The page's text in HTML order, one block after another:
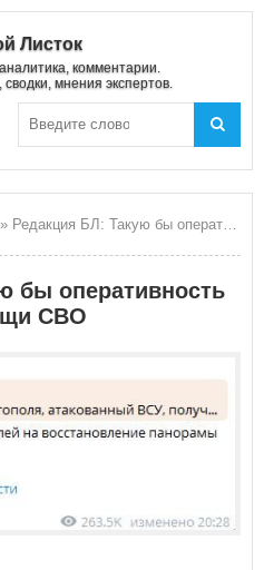
Листок
комментарии.
мнения экспертов.
» Редакция БЛ: Такую бы оперативность при оказании помощи СВО
бы оперативность
СВО